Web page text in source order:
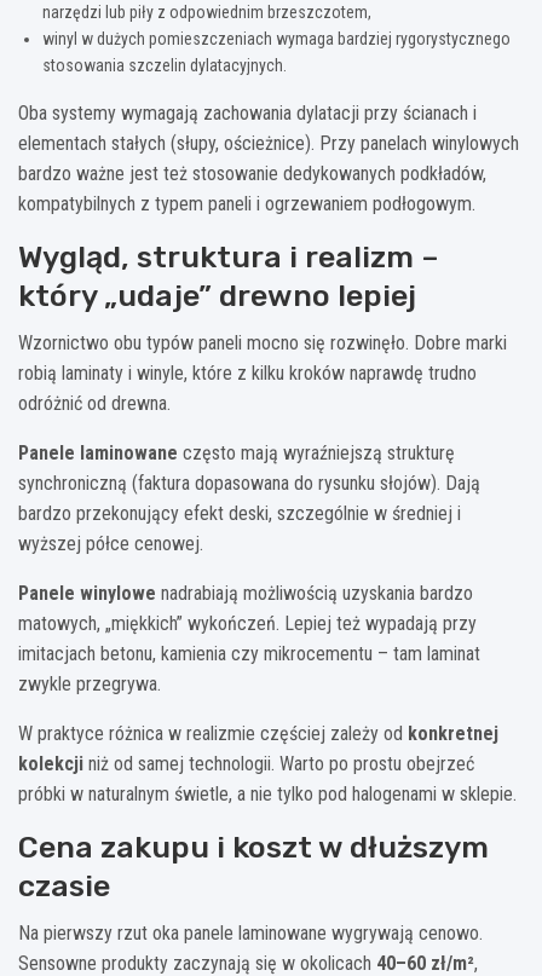
narzędzi lub piły z odpowiednim brzeszczotem,
winyl w dużych pomieszczeniach wymaga bardziej rygorystycznego
stosowania szczelin dylatacyjnych.
Oba systemy wymagają zachowania dylatacji przy ścianach i
elementach stałych (słupy, ościeżnice). Przy panelach winylowych
bardzo ważne jest też stosowanie dedykowanych podkładów,
kompatybilnych z typem paneli i ogrzewaniem podłogowym.
Wygląd, struktura i realizm –
który „udaje” drewno lepiej
Wzornictwo obu typów paneli mocno się rozwinęło. Dobre marki
robią laminaty i winyle, które z kilku kroków naprawdę trudno
odróżnić od drewna.
Panele laminowane często mają wyraźniejszą strukturę
synchroniczną (faktura dopasowana do rysunku słojów). Dają
bardzo przekonujący efekt deski, szczególnie w średniej i
wyższej półce cenowej.
Panele winylowe nadrabiają możliwością uzyskania bardzo
matowych, „miękkich” wykończeń. Lepiej też wypadają przy
imitacjach betonu, kamienia czy mikrocementu – tam laminat
zwykle przegrywa.
W praktyce różnica w realizmie częściej zależy od konkretnej
kolekcji niż od samej technologii. Warto po prostu obejrzeć
próbki w naturalnym świetle, a nie tylko pod halogenami w sklepie.
Cena zakupu i koszt w dłuższym
czasie
Na pierwszy rzut oka panele laminowane wygrywają cenowo.
Sensowne produkty zaczynają się w okolicach 40–60 zł/m²,